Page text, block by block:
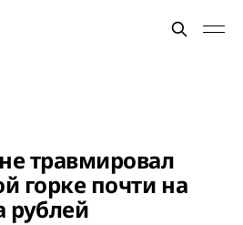
травмировал
горке почти на
рублей